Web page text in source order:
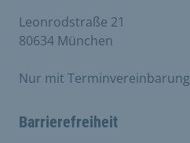
Leonrodstraße 21
80634 München
Nur mit Terminvereinbarung
Barrierefreiheit